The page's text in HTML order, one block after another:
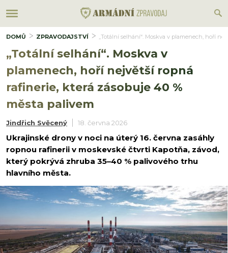
DOMŮ ZPRAVODAJSTVÍ „Totální selhání“. Moskva v plamenech, hoří
„Totální selhání“. Moskva v
plamenech, hoří největší ropná
rafinerie, která zásobuje 40 %
města palivem
Jindřich Svěcený 18. června 2026
Ukrajinské drony v noci na úterý 16. června zasáhly
ropnou rafinerii v moskevské čtvrti Kapotňa, závod,
který pokrývá zhruba 35–40 % palivového trhu
hlavního města.